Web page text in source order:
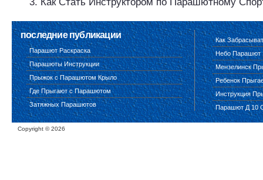
последние публикации
Парашют Раскраска
Парашюты Инструкции
Прыжок с Парашютом Крыло
Где Прыгают с Парашютом
Затяжных Парашютов
Как
Небо Парашют
Мензелинск
Ребенок
Инструкция
Парашют Д 10
Copyright ©2026